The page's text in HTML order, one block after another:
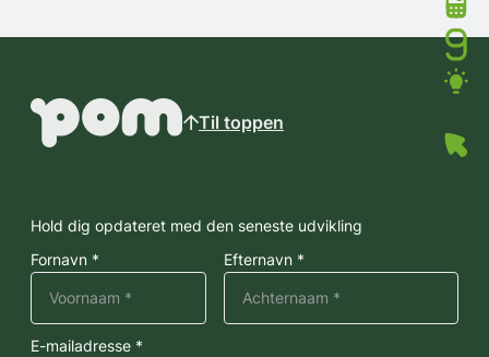
Til toppen
Hold dig opdateret med den seneste udvikling
Fornavn *
Efternavn *
E-mailadresse *